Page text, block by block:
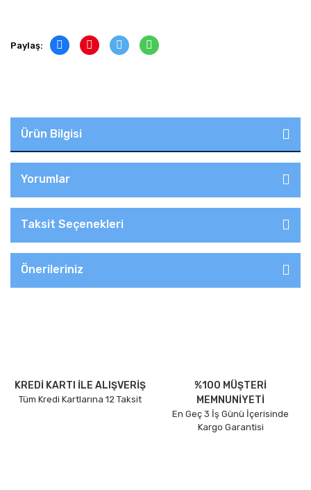
Paylaş:
Ürün Bilgisi
Yorumlar
Taksit Seçenekleri
Önerileriniz
KREDİ KARTI İLE ALIŞVERİŞ
Tüm Kredi Kartlarına 12 Taksit
%100 MÜŞTERİ
MEMNUNİYETİ
En Geç 3 İş Günü İçerisinde
Kargo Garantisi